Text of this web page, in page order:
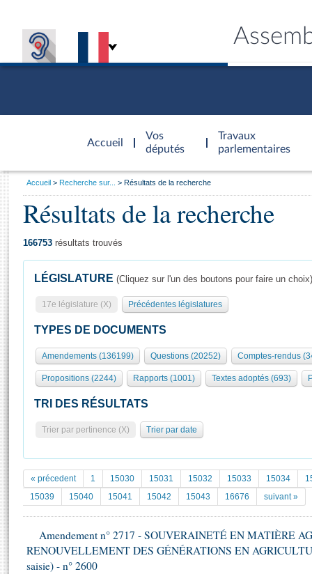
Accueil
d'accueil
Vos
députés
Travaux
parlementaires
Présidence
577 députés
Groupes politiques
Séance publique
Commissions et autres organes
Europe et International
Pétitions
Documents parlementaires
Projets de loi
Propositions de loi
Amendements
Textes adoptés
Général
Rôle et pouvoirs de l'Assemblée
Organisation de l'Assemblée
Présidence Conférence des Présidents Bureau Collège des
Statistiques et chiffres clés
Documents de référence
( Constitution | Règlement de l'Assemblée ... )
Histoire
Juniors
Visiter l'Assemblée
Visite virtuelle du palais Bourbon
Assister à une séance
La Bibliothèque
Les archives
Photos libres de droit
Vous
Accueil Recherche sur... Résultats de la recherche
Résultats de la recherche
166753 résultats trouvés
LÉGISLATURE (Cliquez sur l'un des boutons pour faire un choix)
17e législature (X) Précédentes législatures
TYPES DE DOCUMENTS
Amendements (136199) Questions (20252) Comptes-rendus
Propositions (2244) Rapports (1001) Textes adoptés (693)
TRI DES RÉSULTATS
Trier par pertinence (X) Trier par date
« précedent 1 15030 15031 15032 15033 15034
15039
15040 15041 15042 15043 16676 suivant »
Amendement n° 2717 - SOUVERAINETÉ EN MATIÈRE
RENOUVELLEMENT DES GÉNÉRATIONS EN
saisie) - n° 2600